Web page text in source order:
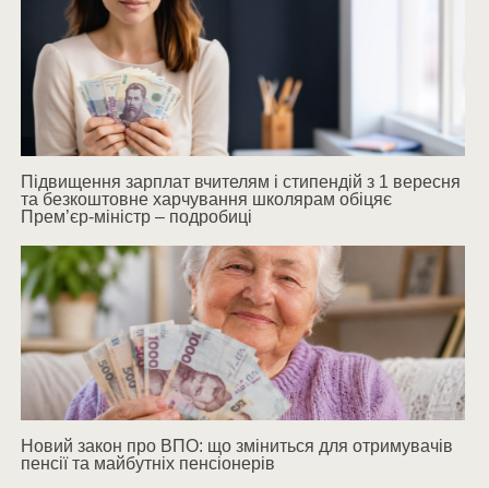
Підвищення зарплат вчителям і стипендій з 1 вересня
та безкоштовне харчування школярам обіцяє
Прем’єр-міністр – подробиці
Новий закон про ВПО: що зміниться для отримувачів
пенсії та майбутніх пенсіонерів